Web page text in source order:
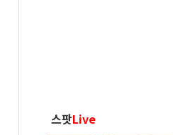
스팟Live